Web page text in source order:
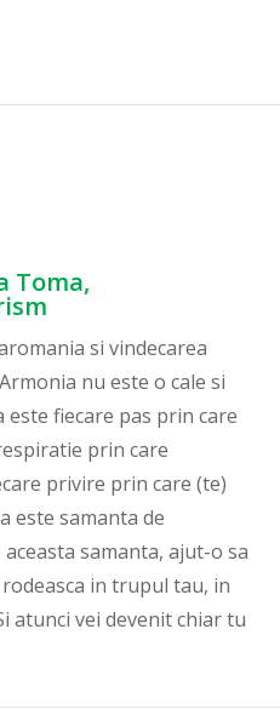
Toma,
si vindecarea
nu este o cale si
fiecare pas prin care
prin care
privire prin care (te)
este samanta de
samanta, ajut-o sa
rodeasca in trupul tau, in
atunci vei devenit chiar tu